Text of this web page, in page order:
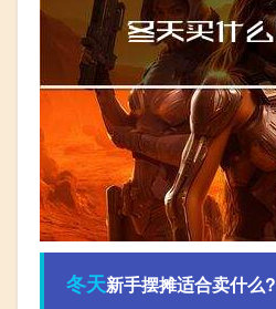
冬天新手摆摊适合卖什么?